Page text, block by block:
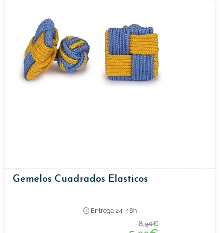
Gemelos Cuadrados Elasticos
Entrega 24-48h
8,90€